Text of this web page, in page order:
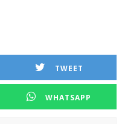
TWEET
WHATSAPP